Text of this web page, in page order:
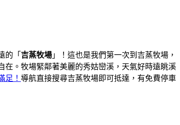
的「 吉蒸牧場 」！這也是我們第一次到吉蒸牧場，
。牧場緊鄰著美麗的秀姑巒溪，天氣好時遠眺溪
足！ 導航直接搜尋吉蒸牧場即可抵達，有免費停車